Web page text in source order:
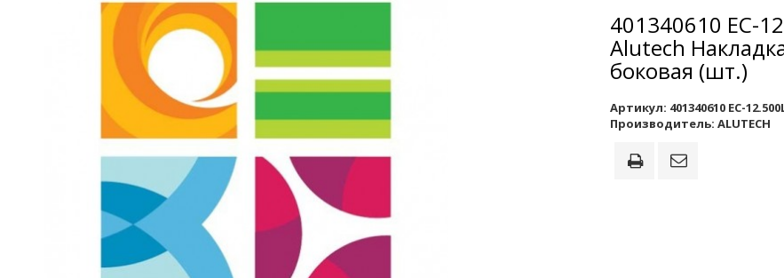
401340610 EC-
Alutech
боковая (шт.)
Артикул: 401340610 EC-
Производитель: ALUTECH